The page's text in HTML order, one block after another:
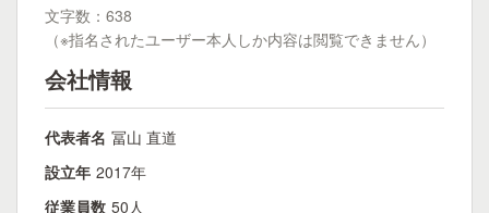
文字数：638
（※指名されたユーザー本人しか内容は閲覧できません）
会社情報
代表者名 冨山 直道
設立年 2017年
従業員数 50人